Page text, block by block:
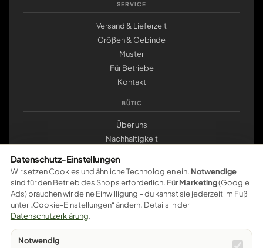
SERVICE
Versand & Lieferzeit
Größen & Gebinde
Muster
Für Betriebe
Kontakt
BÜTIC
Über uns
Nachhaltigkeit
klemmbrett.de
Pay Pal VISA mastercard amazonpay
Google Pay
Sichere Bezahlung – weitere Zahlungsarten werden schrittweise
Datenschutz-Einstellungen
Wir setzen Cookies und ähnliche Technologien ein. Notwendige
sind für den Betrieb des Shops erforderlich. FürMarketing(Google
Ads) brauchen wir deine Einwilligung – du kannst sie jederzeit im Fuß
unter „Cookie-Einstellungen“ ändern. Details in der
Datenschutzerklärung.
Notwendig